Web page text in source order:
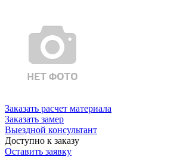
Заказать расчет материала
Заказать замер
Выездной консультант
Доступно к заказу
Оставить заявку